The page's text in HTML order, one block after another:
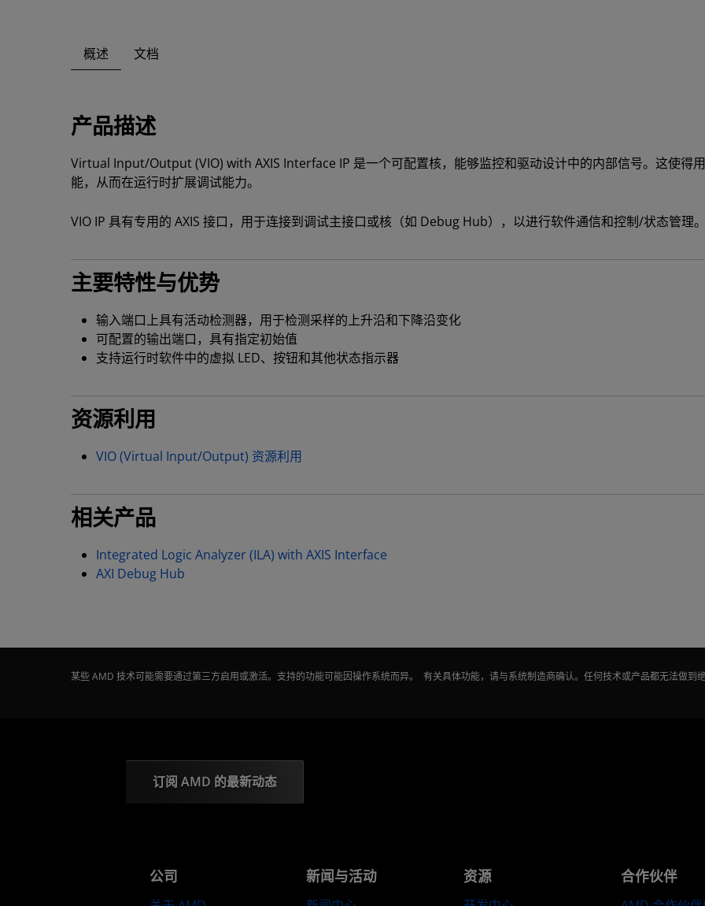
概述 文档
产品描述
Virtual Input/Output (VIO) with AXIS Interface IP 是一个可配置核，能够监控和驱动设计中的内部信号。这使得
能，从而在运行时扩展调试能力。
VIO IP 具有专用的 AXIS 接口，用于连接到调试主接口或核（如 Debug Hub），以进行软件通信和控制/状态管理
主要特性与优势
输入端口上具有活动检测器，用于检测采样的上升沿和下降沿变化
可配置的输出端口，具有指定初始值
支持运行时软件中的虚拟 LED、按钮和其他状态指示器
资源利用
VIO (Virtual Input/Output) 资源利用
相关产品
Integrated Logic Analyzer (ILA) with AXIS Interface
AXI Debug Hub
某些 AMD 技术可能需要通过第三方启用或激活。支持的功能可能因操作系统而异。 有关具体功能，请与系统制造商确认。任何技术或产品都无法做到
订阅 AMD 的最新动态
公司 新闻与活动 资源 合作伙伴